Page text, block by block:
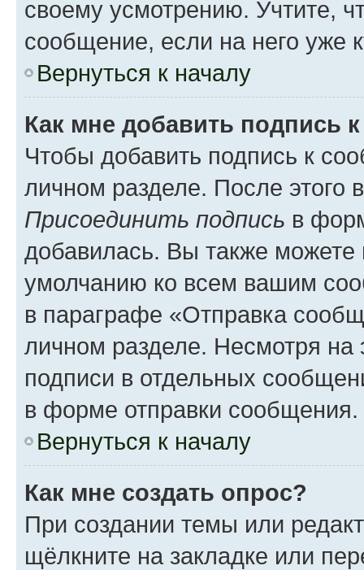
своему усмотрению. Учтите,
сообщение, если на него уже
Вернуться к началу
Как мне добавить подпись
Чтобы добавить подпись к
личном разделе. После этого
Присоединить подпись в
добавилась. Вы также можете
умолчанию ко всем вашим
в параграфе «Отправка
личном разделе. Несмотря на
подписи в отдельных
в форме отправки сообщения.
Вернуться к началу
Как мне создать опрос?
При создании темы или
щёлкните на закладке или